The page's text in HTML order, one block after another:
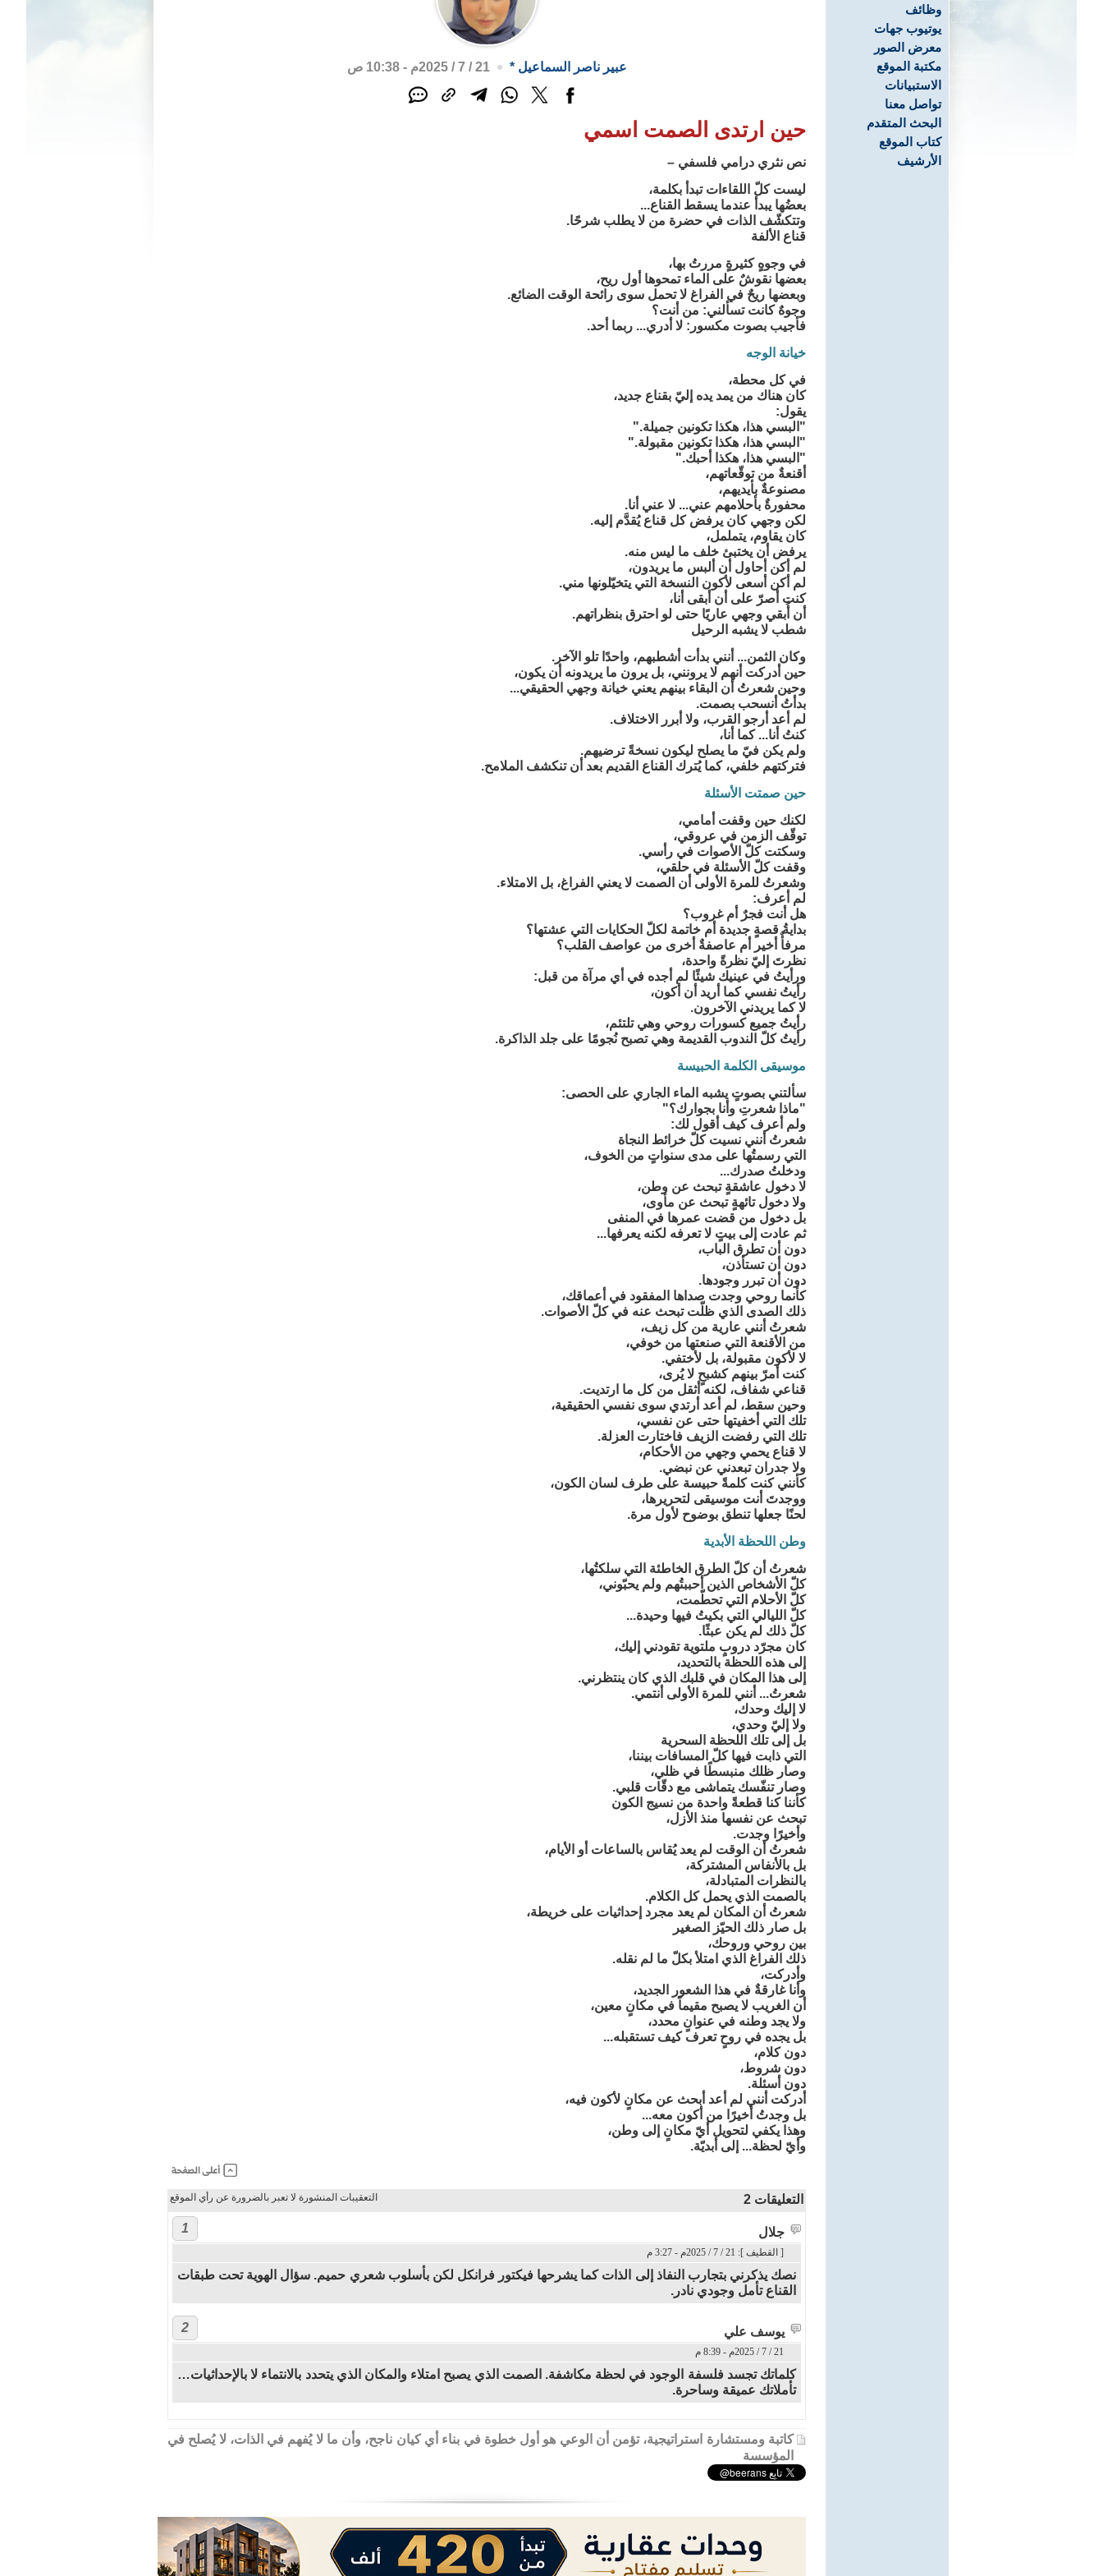
وظائف
يوتيوب جهات
معرض الصور
مكتبة الموقع
الاستبيانات
تواصل معنا
البحث المتقدم
كتاب الموقع
الأرشيف
عبير ناصر السماعيل * 21 / 7 / 2025م - 10:38 ص
حين ارتدى الصمت اسمي
نص نثري درامي فلسفي –
ليست كلّ اللقاءات تبدأ بكلمة،
بعضُها يبدأ عندما يسقط القناع...
وتتكشّف الذات في حضرة من لا يطلب شرحًا.
قناع الألفة
في وجوهٍ كثيرةٍ مررتُ بها،
بعضها نقوشٌ على الماء تمحوها أول ريح،
وبعضها ريحٌ في الفراغ لا تحمل سوى رائحة الوقت الضائع.
وجوهٌ كانت تسألني: من أنت؟
فأجيب بصوت مكسور: لا أدري... ربما أحد.
خيانة الوجه
في كل محطة،
كان هناك من يمد يده إليّ بقناع جديد،
يقول:
"البسي هذا، هكذا تكونين جميلة."
"البسي هذا، هكذا تكونين مقبولة."
"البسي هذا، هكذا أحبك."
أقنعةٌ من توقّعاتهم،
مصنوعةٌ بأيديهم،
محفورةٌ بأحلامهم عني... لا عني أنا.
لكن وجهي كان يرفض كل قناع يُقدَّم إليه.
كان يقاوم، يتململ،
يرفض أن يختبئ خلف ما ليس منه.
لم أكن أحاول أن ألبس ما يريدون،
لم أكن أسعى لأكون النسخة التي يتخيّلونها مني.
كنت أصرّ على أن أبقى أنا،
أن أُبقي وجهي عاريًا حتى لو احترق بنظراتهم.
شطب لا يشبه الرحيل
وكان الثمن... أنني بدأت أشطبهم، واحدًا تلو الآخر.
حين أدركت أنهم لا يرونني، بل يرون ما يريدونه أن يكون،
وحين شعرتُ أن البقاء بينهم يعني خيانة وجهي الحقيقي...
بدأتُ أنسحب بصمت.
لم أعد أرجو القرب، ولا أبرر الاختلاف.
كنتُ أنا... كما أنا،
ولم يكن فيّ ما يصلح ليكون نسخةً ترضيهم.
فتركتهم خلفي، كما يُترك القناع القديم بعد أن تنكشف الملامح.
حين صمتت الأسئلة
لكنك حين وقفت أمامي،
توقّف الزمن في عروقي،
وسكتت كلّ الأصوات في رأسي.
وقفت كلّ الأسئلة في حلقي،
وشعرتُ للمرة الأولى أن الصمت لا يعني الفراغ، بل الامتلاء.
لم أعرف:
هل أنت فجرٌ أم غروب؟
بدايةُ قصةٍ جديدة أم خاتمة لكلّ الحكايات التي عشتها؟
مرفأٌ أخير أم عاصفةٌ أخرى من عواصف القلب؟
نظرتَ إليّ نظرةً واحدة،
ورأيتُ في عينيك شيئًا لم أجده في أي مرآة من قبل:
رأيتُ نفسي كما أريد أن أكون،
لا كما يريدني الآخرون.
رأيتُ جميع كسورات روحي وهي تلتئم،
رأيتُ كلّ الندوب القديمة وهي تصبح نُجومًا على جلد الذاكرة.
موسيقى الكلمة الحبيسة
سألتني بصوتٍ يشبه الماء الجاري على الحصى:
"ماذا شعرتِ وأنا بجوارك؟"
ولم أعرف كيف أقول لك:
شعرتُ أنني نسيت كلّ خرائط النجاة
التي رسمتُها على مدى سنواتٍ من الخوف،
ودخلتُ صدرك...
لا دخول عاشقةٍ تبحث عن وطن،
ولا دخول تائهةٍ تبحث عن مأوى،
بل دخول من قضت عمرها في المنفى
ثم عادت إلى بيتٍ لا تعرفه لكنه يعرفها...
دون أن تطرق الباب،
دون أن تستأذن،
دون أن تبرر وجودها.
كأنما روحي وجدت صداها المفقود في أعماقك،
ذلك الصدى الذي ظلّت تبحث عنه في كلّ الأصوات.
شعرتُ أنني عارية من كل زيف،
من الأقنعة التي صنعتها من خوفي،
لا لأكون مقبولة، بل لأختفي.
كنت أمرّ بينهم كشبحٍ لا يُرى،
قناعي شفاف، لكنه أثقل من كل ما ارتديت.
وحين سقط، لم أعد أرتدي سوى نفسي الحقيقية،
تلك التي أخفيتها حتى عن نفسي،
تلك التي رفضت الزيف فاختارت العزلة.
لا قناع يحمي وجهي من الأحكام،
ولا جدران تبعدني عن نبضي.
كأنني كنت كلمةً حبيسة على طرف لسان الكون،
ووجدتَ أنت موسيقى لتحريرها،
لحنًا جعلها تنطق بوضوح لأول مرة.
وطن اللحظة الأبدية
شعرتُ أن كلّ الطرق الخاطئة التي سلكتُها،
كلّ الأشخاص الذين أحببتُهم ولم يحبّوني،
كلّ الأحلام التي تحطّمت،
كلّ الليالي التي بكيتُ فيها وحيدة...
كلّ ذلك لم يكن عبثًا.
كان مجرّد دروبٍ ملتوية تقودني إليك،
إلى هذه اللحظة بالتحديد،
إلى هذا المكان في قلبك الذي كان ينتظرني.
شعرتُ... أنني للمرة الأولى أنتمي.
لا إليك وحدك،
ولا إليّ وحدي،
بل إلى تلك اللحظة السحرية
التي ذابت فيها كلّ المسافات بيننا،
وصار ظلك منبسطًا في ظلي،
وصار تنفّسك يتماشى مع دقّات قلبي.
كأننا كنا قطعةً واحدة من نسيج الكون
تبحث عن نفسها منذ الأزل،
وأخيرًا وجدت.
شعرتُ أن الوقت لم يعد يُقاس بالساعات أو الأيام،
بل بالأنفاس المشتركة،
بالنظرات المتبادلة،
بالصمت الذي يحمل كل الكلام.
شعرتُ أن المكان لم يعد مجرد إحداثيات على خريطة،
بل صار ذلك الحيّز الصغير
بين روحي وروحك،
ذلك الفراغ الذي امتلأ بكلّ ما لم نقله.
وأدركت،
وأنا غارقةٌ في هذا الشعور الجديد،
أن الغريب لا يصبح مقيماً في مكانٍ معين،
ولا يجد وطنه في عنوانٍ محدد،
بل يجده في روحٍ تعرف كيف تستقبله...
دون كلام،
دون شروط،
دون أسئلة.
أدركت أنني لم أعد أبحث عن مكانٍ لأكون فيه،
بل وجدتُ أخيرًا من أكون معه...
وهذا يكفي لتحويل أيّ مكانٍ إلى وطن،
وأيّ لحظة... إلى أبديّة.
التعقيبات المنشورة لا تعبر بالضرورة عن رأي الموقع التعليقات 2
1 جلال
[ القطيف ]: 21 / 7 / 2025م - 3:27 م
نصك يذكرني بتجارب النفاذ إلى الذات كما يشرحها فيكتور فرانكل لكن بأسلوب شعري حميم. سؤال الهوية تحت طبقات
القناع تأمل وجودي نادر.
2 يوسف علي
21 / 7 / 2025م - 8:39 م
كلماتك تجسد فلسفة الوجود في لحظة مكاشفة. الصمت الذي يصبح امتلاء والمكان الذي يتحدد بالانتماء لا بالإحداثيات…
تأملاتك عميقة وساحرة.
كاتبة ومستشارة استراتيجية، تؤمن أن الوعي هو أول خطوة في بناء أي كيان ناجح، وأن ما لا يُفهم في الذات، لا يُصلح في
المؤسسة